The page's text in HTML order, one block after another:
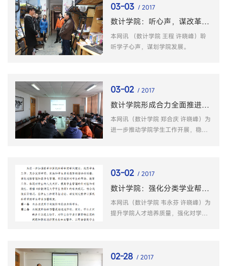
幸福师大”活动主题，依托学院志愿服
务品牌...
03-03 / 2017
数计学院：听心声，谋改革，促发展
本网讯 （数计学院 王程 许晓峰）聆
听学子心声，谋划学院发展。
03-02 / 2017
数计学院形成合力全面推进新学期学生工作
本网讯（数计学院 郑合庆 许晓峰）为
进一步推动学院学生工作开展，稳步
03-02 / 2017
数计学院：强化分类学业帮扶，构建精准育人体系
本网讯（数计学院 韦永芬 许晓峰）为
提升学院人才培养质量，强化对学业
02-28 / 2017